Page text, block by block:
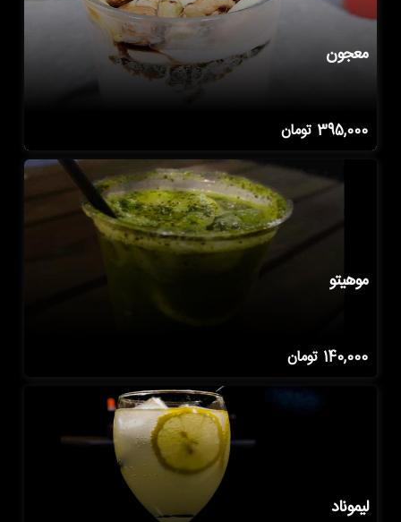
معجون
395,000 تومان
موهیتو
140,000 تومان
لیموناد